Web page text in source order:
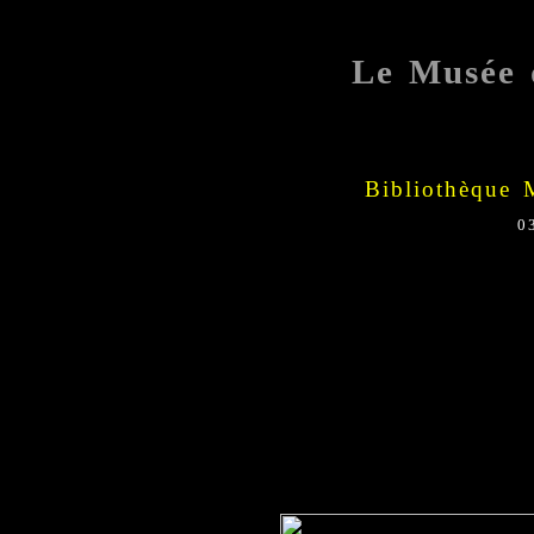
Le Musée
Bibliothèque